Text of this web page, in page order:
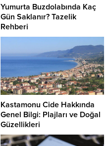
Yumurta Buzdolabında Kaç
Gün Saklanır? Tazelik
Rehberi
Kastamonu Cide Hakkında
Genel Bilgi: Plajları ve Doğal
Güzellikleri